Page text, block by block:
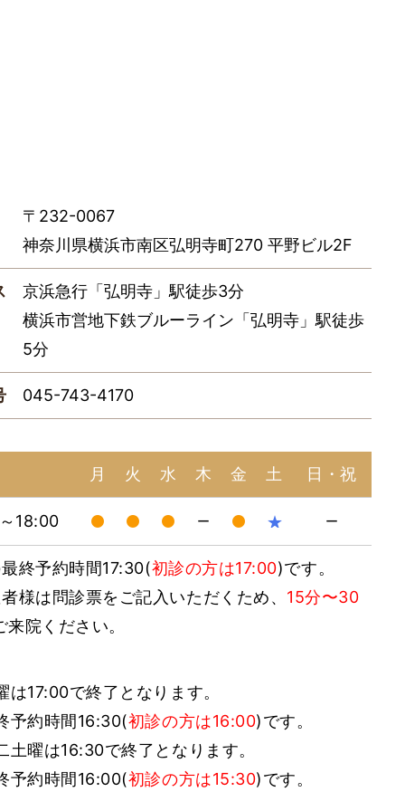
〒232-0067
神奈川県横浜市南区弘明寺町270 平野ビル2F
京浜急行「弘明寺」駅徒歩3分
横浜市営地下鉄ブルーライン「弘明寺」駅徒歩
5分
045-743-4170
月 火 水 木 金 土 日・祝
18:00 ー ★ ー
終予約時間17:30(初診の方は17:00)です。
様は問診票をご記入いただくため、 15分〜30
来院ください。
は17:00で終了となります。
予約時間16:30(初診の方は16:00)です。
土曜は16:30で終了となります。
予約時間16:00(初診の方は15:30)です。